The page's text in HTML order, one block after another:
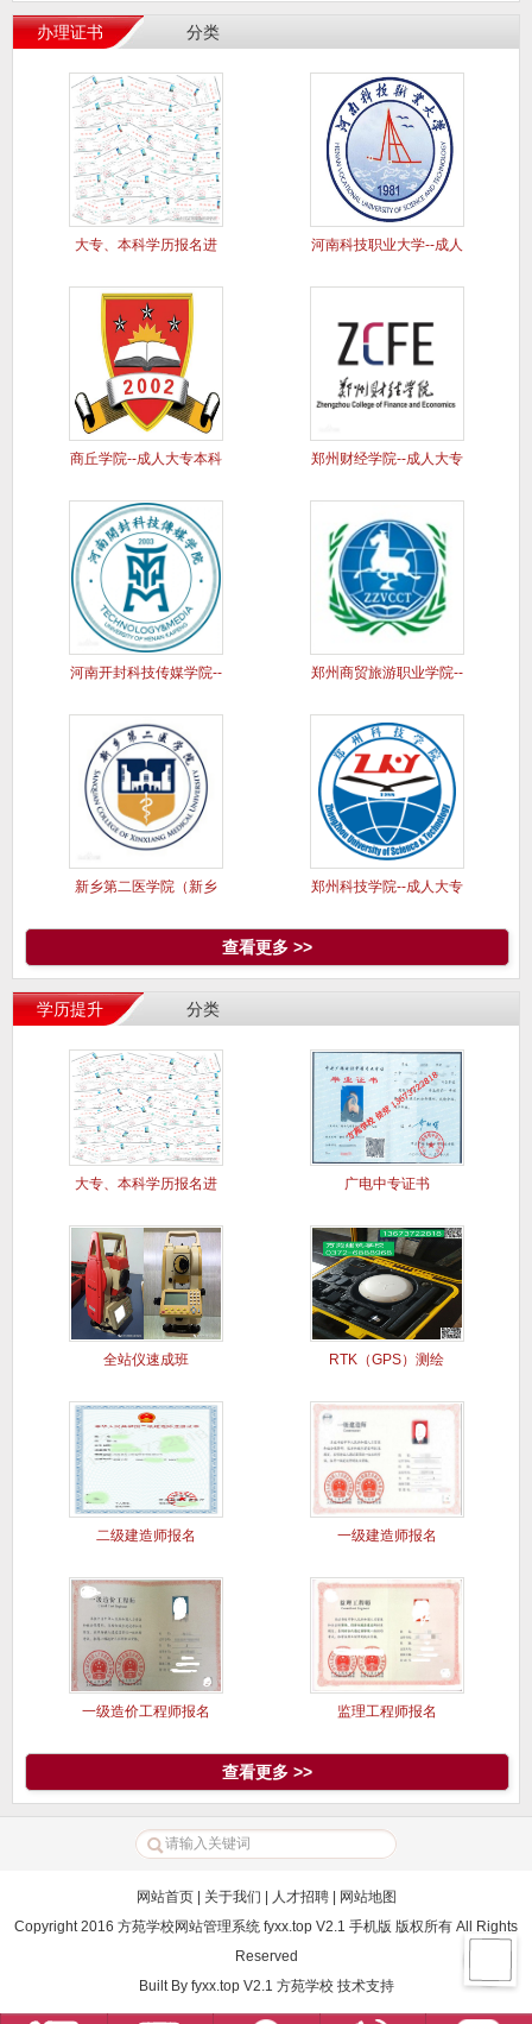
办理证书 分类
大专、本科学历报名进 河南科技职业大学--成人
商丘学院--成人大专本科 郑州财经学院--成人大专
河南开封科技传媒学院-- 郑州商贸旅游职业学院--
新乡第二医学院（新乡 郑州科技学院--成人大专
查看更多 >>
学历提升 分类
大专、本科学历报名进 广电中专证书
全站仪速成班 RTK（GPS）测绘
二级建造师报名 一级建造师报名
一级造价工程师报名 监理工程师报名
查看更多 >>
网站首页| 关于我们 人才招聘|
网站地图
Copyright 2016 方苑学校网站管理系统 fyxx.top V2.1 手机版 版权所有 All Rights
Reserved
Built By fyxx.top V2.1 方苑学校技术支持